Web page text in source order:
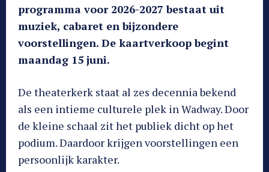
programma voor 2026-2027 bestaat uit
muziek, cabaret en bijzondere
voorstellingen. De kaartverkoop begint
maandag 15 juni.
De theaterkerk staat al zes decennia bekend
als een intieme culturele plek in Wadway. Door
de kleine schaal zit het publiek dicht op het
podium. Daardoor krijgen voorstellingen een
persoonlijk karakter.